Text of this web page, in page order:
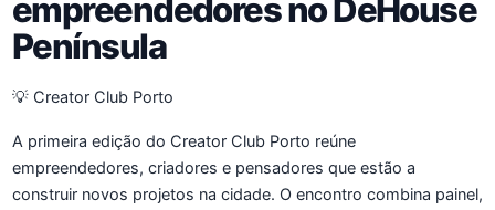
empreendedores no DeHouse
Península
💡 Creator Club Porto
A primeira edição do Creator Club Porto reúne
empreendedores, criadores e pensadores que estão a
construir novos projetos na cidade. O encontro combina painel,